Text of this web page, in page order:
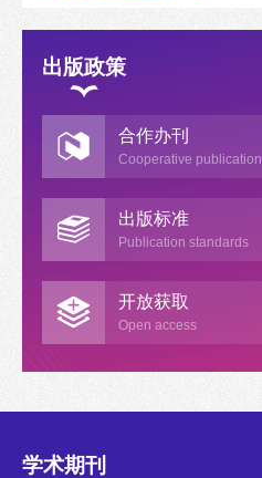
出版政策
合作办刊
Cooperative publication
出版标准
Publication standards
开放获取
Open access
学术期刊